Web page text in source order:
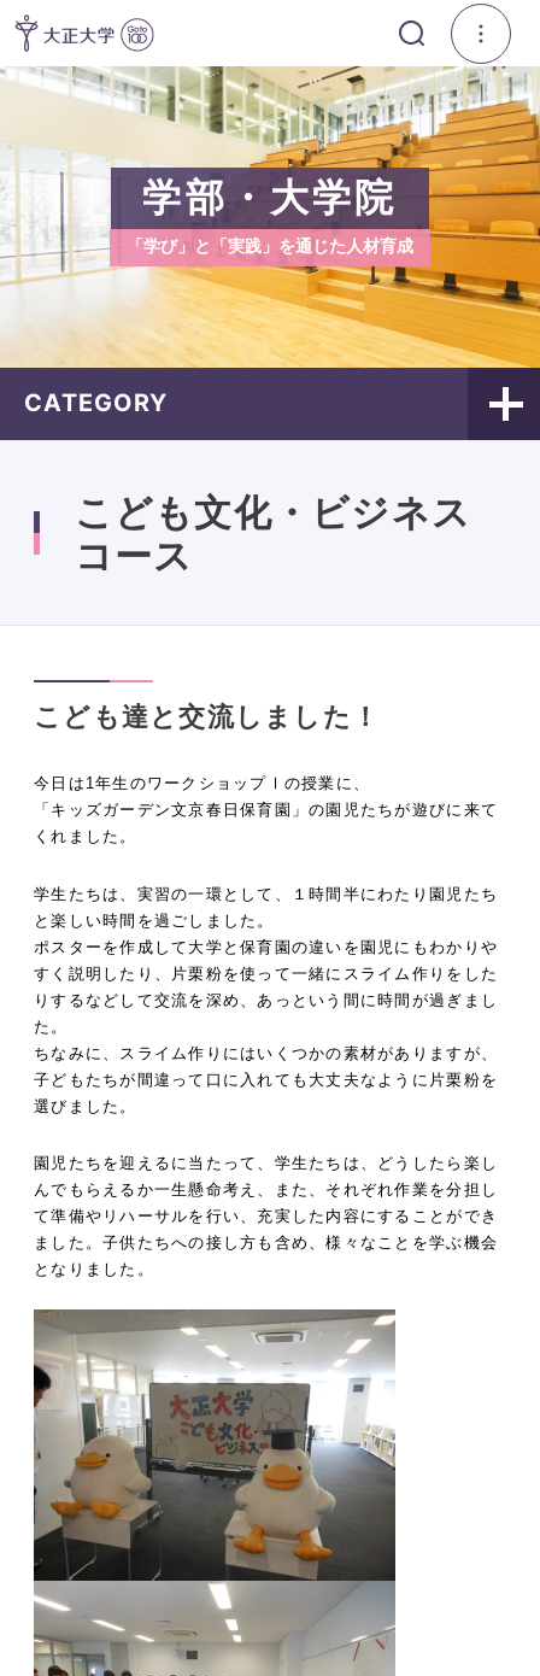
学部・大学院
「学び」と「実践」を通じた人材育成
CATEGORY
こども文化・ビジネス
コース
こども達と交流しました！
今日は 1年生のワークショップⅠの授業に、
「キッズガーデン文京春日保育園」の園児たちが遊びに来て
くれました。
学生たちは、実習の一環として、１時間半にわたり園児たち
と楽しい時間を過ごしました。
ポスターを作成して大学と保育園の違いを園児にもわかりや
すく説明したり、片栗粉を使って一緒にスライム作りをした
りするなどして交流を深め、あっという間に時間が過ぎまし
た。
ちなみに、スライム作りにはいくつかの素材がありますが、
子どもたちが間違って口に入れても大丈夫なように片栗粉を
選びました。
園児たちを迎えるに当たって、学生たちは、どうしたら楽し
んでもらえるか一生懸命考え、また、それぞれ作業を分担し
て準備やリハーサルを行い、充実した内容にすることができ
ました。子供たちへの接し方も含め、様々なことを学ぶ機会
となりました。